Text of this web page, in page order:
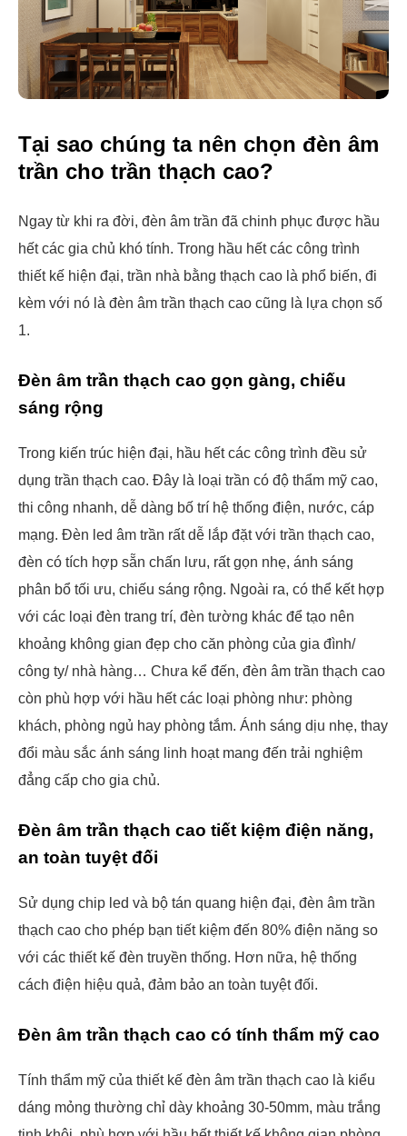
Tại sao chúng ta nên chọn đèn âm
trần cho trần thạch cao?
Ngay từ khi ra đời, đèn âm trần đã chinh phục được hầu
hết các gia chủ khó tính. Trong hầu hết các công trình
thiết kế hiện đại, trần nhà bằng thạch cao là phổ biến, đi
kèm với nó là đèn âm trần thạch cao cũng là lựa chọn số
1.
Đèn âm trần thạch cao gọn gàng, chiếu
sáng rộng
Trong kiến trúc hiện đại, hầu hết các công trình đều sử
dụng trần thạch cao. Đây là loại trần có độ thẩm mỹ cao,
thi công nhanh, dễ dàng bố trí hệ thống điện, nước, cáp
mạng. Đèn led âm trần rất dễ lắp đặt với trần thạch cao,
đèn có tích hợp sẵn chấn lưu, rất gọn nhẹ, ánh sáng
phân bổ tối ưu, chiếu sáng rộng. Ngoài ra, có thể kết hợp
với các loại đèn trang trí, đèn tường khác để tạo nên
khoảng không gian đẹp cho căn phòng của gia đình/
công ty/ nhà hàng… Chưa kể đến, đèn âm trần thạch cao
còn phù hợp với hầu hết các loại phòng như: phòng
khách, phòng ngủ hay phòng tắm. Ánh sáng dịu nhẹ, thay
đổi màu sắc ánh sáng linh hoạt mang đến trải nghiệm
đẳng cấp cho gia chủ.
Đèn âm trần thạch cao tiết kiệm điện năng,
an toàn tuyệt đối
Sử dụng chip led và bộ tán quang hiện đại, đèn âm trần
thạch cao cho phép bạn tiết kiệm đến 80% điện năng so
với các thiết kế đèn truyền thống. Hơn nữa, hệ thống
cách điện hiệu quả, đảm bảo an toàn tuyệt đối.
Đèn âm trần thạch cao có tính thẩm mỹ cao
Tính thẩm mỹ của thiết kế đèn âm trần thạch cao là kiểu
dáng mỏng thường chỉ dày khoảng 30-50mm, màu trắng